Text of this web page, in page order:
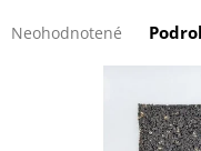
hodnotenie
Neohodnotené